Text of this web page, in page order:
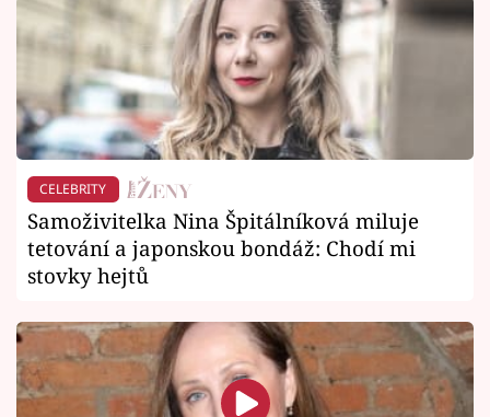
CELEBRITY
Samoživitelka Nina Špitálníková miluje
tetování a japonskou bondáž: Chodí mi
stovky hejtů